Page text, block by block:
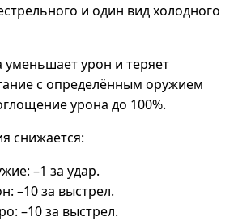
и один вид холодного
урон и теряет
с определённым оружием
урона до 100%.
снижается:
–1 за удар.
–10 за выстрел.
–10 за выстрел.